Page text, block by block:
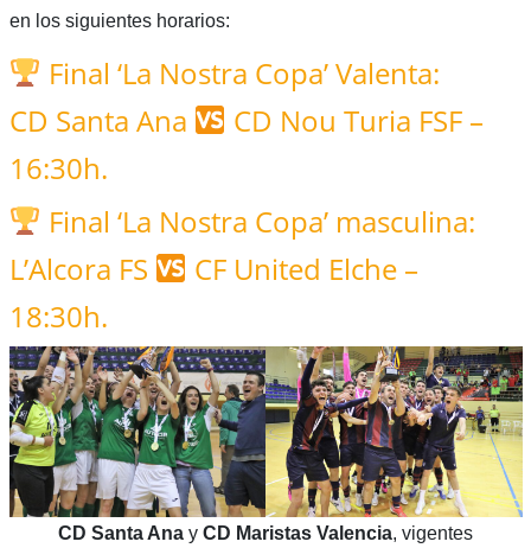
en los siguientes horarios:
Final ‘La Nostra Copa’ Valenta:
CD Santa Ana
CD Nou Turia FSF –
16:30h.
Final ‘La Nostra Copa’ masculina:
L’Alcora FS
CF United Elche –
18:30h.
CD Santa Ana y CD Maristas Valencia, vigentes